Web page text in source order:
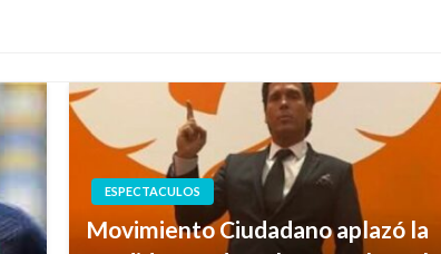
ESPECTACULOS
Movimiento Ciudadano aplazó la